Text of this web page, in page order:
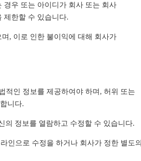
우 또는 아이디가 회사 또는 회사
제한할 수 있습니다.
, 이로 인한 불이익에 대해 회사가
적인 정보를 제공하여야 하며, 허위 또는
니다.
정보를 열람하고 수정할 수 있습니다.
인으로 수정을 하거나 회사가 정한 별도의